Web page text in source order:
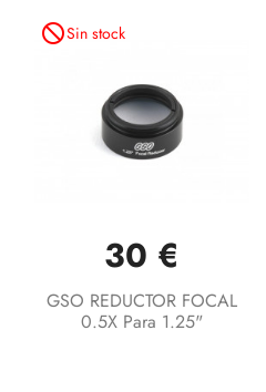
not_interestedSin stock
30 €
GSO REDUCTOR FOCAL
0.5X Para 1.25"